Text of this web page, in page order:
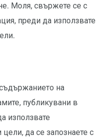
Моля, свържете се с
преди да използвате
на
публикувани в
използвате
да се запознаете с